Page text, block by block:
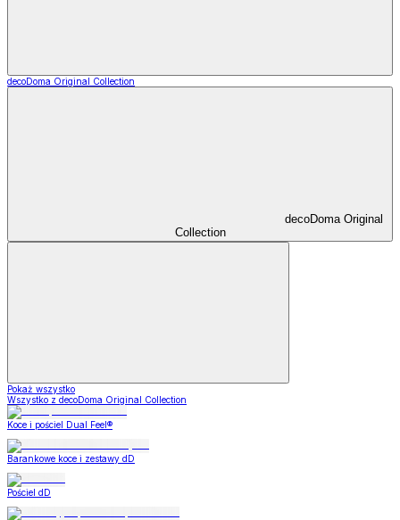
decoDoma Original Collection
decoDoma Original
Collection
Pokaż wszystko
Wszystko z decoDoma Original Collection
Koce i pościel Dual Feel®
Barankowe koce i zestawy dD
Pościel dD